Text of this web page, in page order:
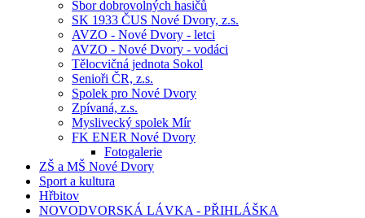
Sbor dobrovolných hasičů
SK 1933 ČUS Nové Dvory, z.s.
AVZO - Nové Dvory - letci
AVZO - Nové Dvory - vodáci
Tělocvičná jednota Sokol
Senioři ČR, z.s.
Spolek pro Nové Dvory
Zpívaná, z.s.
Myslivecký spolek Mír
FK ENER Nové Dvory
Fotogalerie
ZŠ a MŠ Nové Dvory
Sport a kultura
Hřbitov
NOVODVORSKÁ LÁVKA - PŘIHLÁŠKA